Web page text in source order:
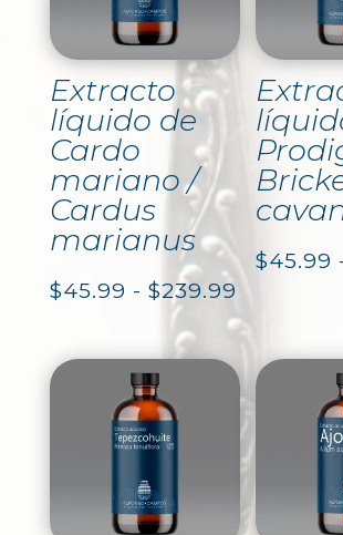
Extracto
líquido de
Cardo
mariano /
Cardus
marianus
$45.99 - $239.99
de
precios:
$45.99
hasta
$45.99